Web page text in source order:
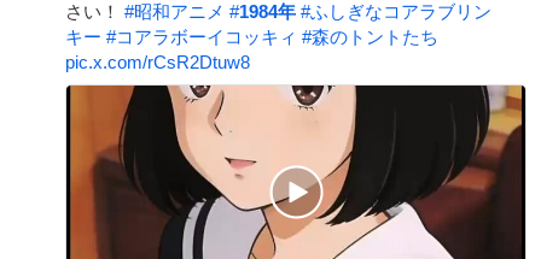
さい！ #昭和アニメ #1984年 #ふしぎなコアラブリン
キー #コアラボーイコッキィ #森のトントたち
pic.x.com/rCsR2Dtuw8